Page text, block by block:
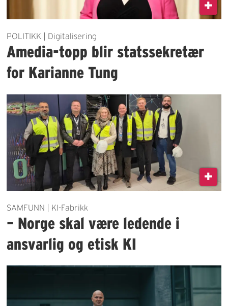
POLITIKK | Digitalisering
Amedia-topp blir statssekretær
for Karianne Tung
SAMFUNN | KI-Fabrikk
– Norge skal være ledende i
ansvarlig og etisk KI